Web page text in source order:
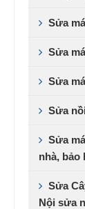
Sửa
Sửa
Sửa
Sửa
Sửa
nhà, bảo
Sửa
Nội sửa